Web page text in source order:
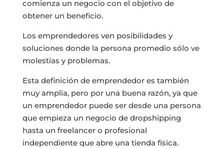
comienza un negocio con el objetivo de
obtener un beneficio.
Los emprendedores ven posibilidades y
soluciones donde la persona promedio sólo ve
molestias y problemas.
Esta definición de emprendedor es también
muy amplia, pero por una buena razón, ya que
un emprendedor puede ser desde una persona
que empieza un negocio de dropshipping
hasta un freelancer o profesional
independiente que abre una tienda física.